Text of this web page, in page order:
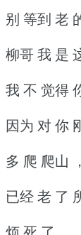
别 等到 老
柳哥 我 是
我 不 觉得
因为 对 你
多 爬 爬山
已经 老 了